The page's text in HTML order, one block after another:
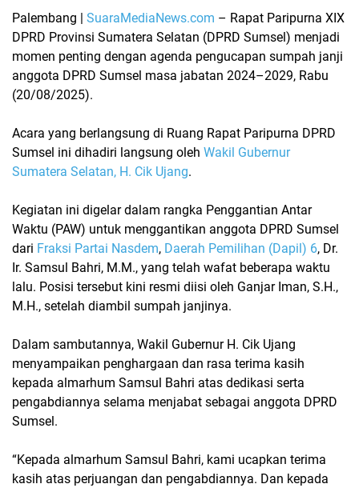
Palembang | SuaraMediaNews.com – Rapat Paripurna XIX
DPRD Provinsi Sumatera Selatan (DPRD Sumsel) menjadi
momen penting dengan agenda pengucapan sumpah janji
anggota DPRD Sumsel masa jabatan 2024–2029, Rabu
(20/08/2025).
Acara yang berlangsung di Ruang Rapat Paripurna DPRD
Sumsel ini dihadiri langsung oleh Wakil Gubernur
Sumatera Selatan, H. Cik Ujang.
Kegiatan ini digelar dalam rangka Penggantian Antar
Waktu (PAW) untuk menggantikan anggota DPRD Sumsel
dari Fraksi Partai Nasdem, Daerah Pemilihan (Dapil) 6, Dr.
Ir. Samsul Bahri, M.M., yang telah wafat beberapa waktu
lalu. Posisi tersebut kini resmi diisi oleh Ganjar Iman, S.H.,
M.H., setelah diambil sumpah janjinya.
Dalam sambutannya, Wakil Gubernur H. Cik Ujang
menyampaikan penghargaan dan rasa terima kasih
kepada almarhum Samsul Bahri atas dedikasi serta
pengabdiannya selama menjabat sebagai anggota DPRD
Sumsel.
“Kepada almarhum Samsul Bahri, kami ucapkan terima
kasih atas perjuangan dan pengabdiannya. Dan kepada